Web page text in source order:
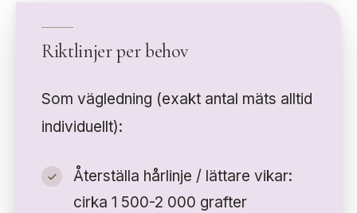
Riktlinjer per behov
Som vägledning (exakt antal mäts alltid
individuellt):
Återställa hårlinje / lättare vikar:
cirka 1 500-2 000 grafter